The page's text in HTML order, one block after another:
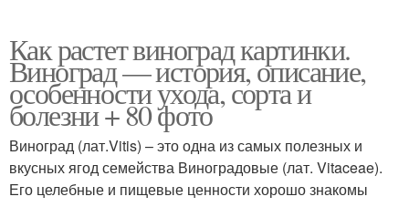
Как растет виноград картинки.
Виноград — история, описание,
особенности ухода, сорта и
болезни + 80 фото
Виноград (лат.Vitis) – это одна из самых полезных и
вкусных ягод семейства Виноградовые (лат. Vitaceae).
Его целебные и пищевые ценности хорошо знакомы